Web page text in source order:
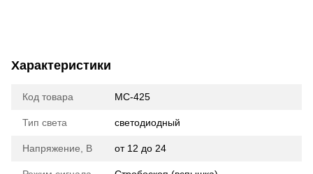
Характеристики
Код товара МС-425
Тип света cветодиодный
Напряжение, В от 12 до 24